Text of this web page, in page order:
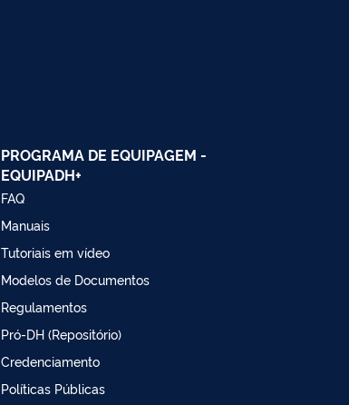
PROGRAMA DE EQUIPAGEM -
EQUIPADH+
FAQ
Manuais
Tutoriais em vídeo
Modelos de Documentos
Regulamentos
Pró-DH (Repositório)
Credenciamento
Políticas Públicas